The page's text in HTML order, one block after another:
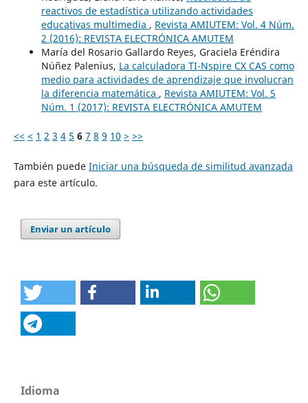
reactivos de estadística utilizando actividades
educativas multimedia , Revista AMIUTEM: Vol. 4 Núm.
2 (2016): REVISTA ELECTRÓNICA AMUTEM
María del Rosario Gallardo Reyes, Graciela Eréndira
Núñez Palenius, La calculadora TI-Nspire CX CAS como
medio para actividades de aprendizaje que involucran
la diferencia matemática , Revista AMIUTEM: Vol. 5
Núm. 1 (2017): REVISTA ELECTRÓNICA AMUTEM
<< < 1 2 3 4 5 6 7 8 9 10 > >>
También puede Iniciar una búsqueda de similitud avanzada
para este artículo.
Enviar un artículo
Idioma